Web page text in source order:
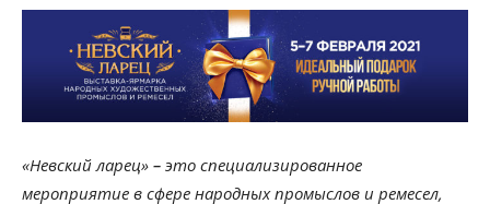
«Невский ларец» – это специализированное
мероприятие в сфере народных промыслов и ремесел,